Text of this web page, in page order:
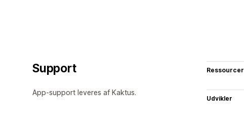
Support
App-support leveres af Kaktus.
Ressourcer
Udvikler